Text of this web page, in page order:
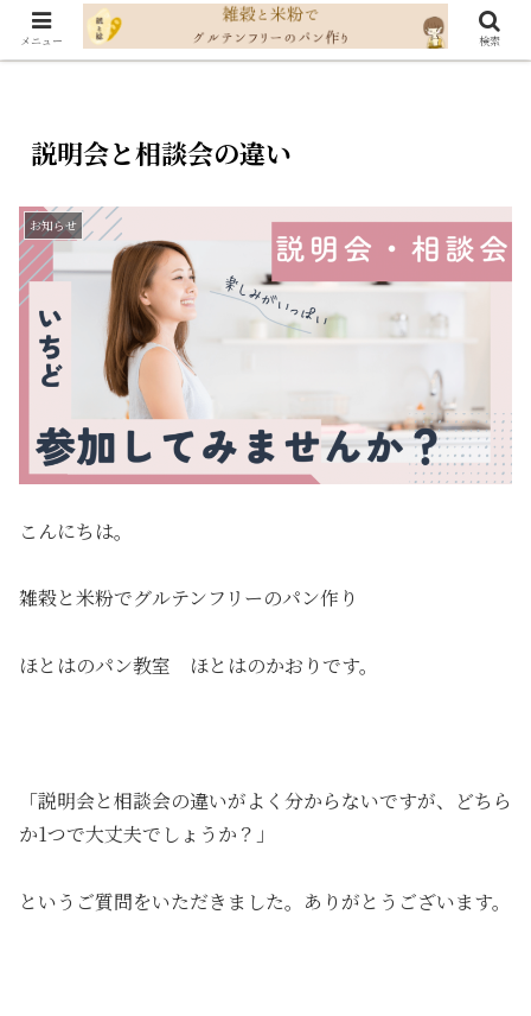
説明会と相談会の違い
お知らせ
こんにちは。
雑穀と米粉でグルテンフリーのパン作り
ほとはのパン教室 ほとはのかおりです。
「説明会と相談会の違いがよく分からないですが、どちら
か1つで大丈夫でしょうか？」
というご質問をいただきました。ありがとうございます。
メニュー 検索